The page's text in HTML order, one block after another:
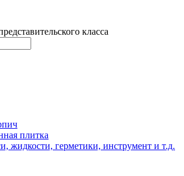
класса
плитка
жидкости, герметики, инструмент и т.д.